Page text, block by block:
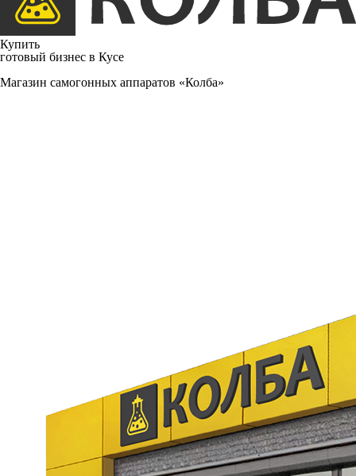
Купить
готовый бизнес в Кусе
Магазин самогонных аппаратов «Колба»